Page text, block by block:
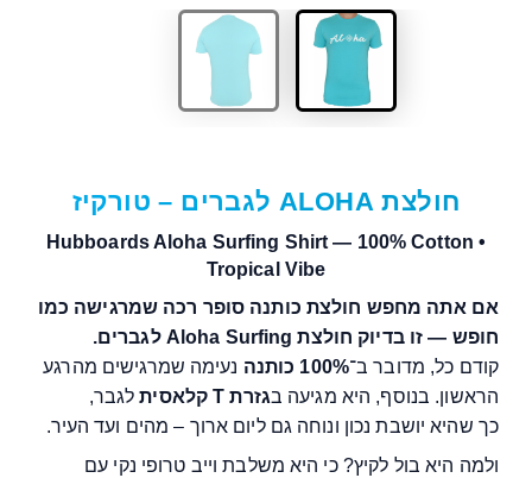
חולצת ALOHA לגברים – טורקיז
Hubboards Aloha Surfing Shirt — 100% Cotton •
Tropical Vibe
אם אתה מחפש חולצת כותנה סופר רכה שמרגישה כמו
חופש — זו בדיוק חולצת Aloha Surfing לגברים.
קודם כל, מדובר ב־100% כותנה
נעימה שמרגישים מהרגע
הראשון. בנוסף, היא מגיעה בגזרת T קלאסית
לגבר,
כך שהיא יושבת נכון ונוחה גם ליום ארוך – מהים ועד העיר.
ולמה היא בול לקיץ? כי היא משלבת וייב טרופי נקי עם